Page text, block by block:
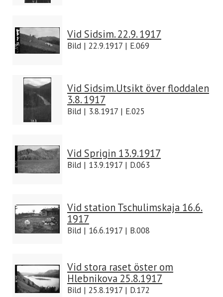
Vid Sidsim. 22.9. 1917
Bild | 22.9.1917 | E.069
Vid Sidsim.Utsikt över floddalen
3.8. 1917
Bild | 3.8.1917 | E.025
Vid Sprigin 13.9.1917
Bild | 13.9.1917 | D.063
Vid station Tschulimskaja 16.6.
1917
Bild | 16.6.1917 | B.008
Vid stora raset öster om
Hlebnikova 25.8.1917
Bild | 25.8.1917 | D.172